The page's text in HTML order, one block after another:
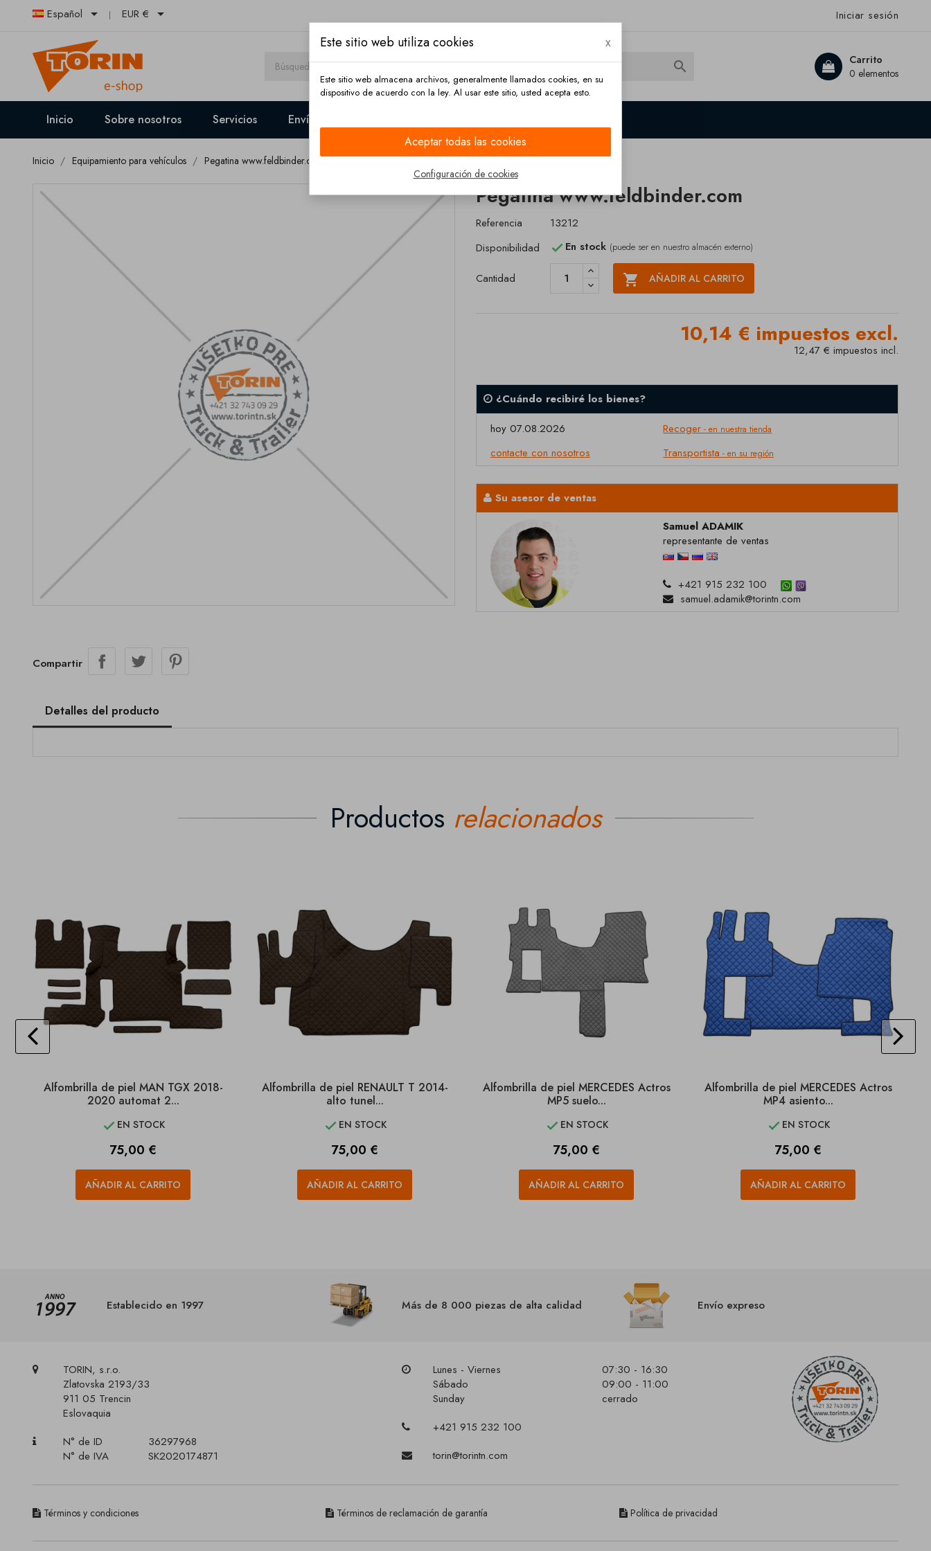
Español  EUR €  Iniciar sesión
Carrito
0 elementos

Inicio Sobre nosotros Servicios Envío
Inicio Equipamiento para vehículos Pegatina www.feldbinder.com
Pegatina www.feldbinder.com
Referencia
13212
Disponibilidad
 En stock (puede ser en nuestro almacén externo)
Cantidad  AÑADIR AL CARRITO
10,14 € impuestos excl.
12,47 € impuestos incl.
¿Cuándo recibiré los bienes?
hoy 07.08.2026
Recoger - en nuestra tienda
contacte con nosotros Transportista - en su región
Su asesor de ventas
Samuel ADAMIK
representante de ventas
+421 915 232 100
samuel.adamik@torintn.com
Compartir
Detalles del producto
Productos relacionados
Alfombrilla de piel MAN TGX 2018-
2020 automat 2...
 EN STOCK
Precio
75,00 €
AÑADIR AL CARRITO
Alfombrilla de piel RENAULT T 2014-
alto tunel...
 EN STOCK
Precio
75,00 €
AÑADIR AL CARRITO
Alfombrilla de piel MERCEDES Actros
MP5 suelo...
 EN STOCK
Precio
75,00 €
AÑADIR AL CARRITO
Alfombrilla de piel MERCEDES Actros
MP4 asiento...
 EN STOCK
Precio
75,00 €
AÑADIR AL CARRITO
Establecido en 1997 Más de 8 000 piezas de alta calidad Envío expreso
TORIN, s.r.o.
Zlatovska 2193/33
911 05 Trencin
Eslovaquia
N° de ID
36297968
N° de IVA
SK2020174871
Lunes - Viernes
07:30 - 16:30
Sábado
09:00 - 11:00
Sunday
cerrado
+421 915 232 100
torin@torintn.com
Términos y condiciones Términos de reclamación de garantía Política de privacidad
Este sitio web utiliza cookies x
Este sitio web almacena archivos, generalmente llamados cookies, en su
dispositivo de acuerdo con la ley. Al usar este sitio, usted acepta esto.
Aceptar todas las cookies
Configuración de cookies